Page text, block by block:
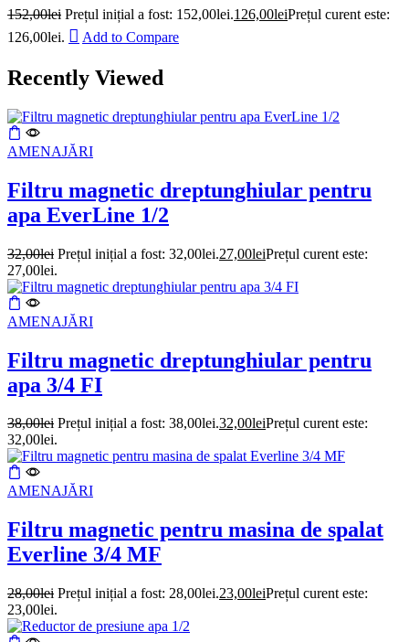
152,00lei Prețul inițial a fost: 152,00lei.126,00leiPrețul curent este:
126,00lei.
Add to Compare
Recently Viewed
AMENAJĂRI
Filtru magnetic dreptunghiular pentru
apa EverLine 1/2
32,00lei Prețul inițial a fost: 32,00lei.27,00leiPrețul curent este:
27,00lei.
AMENAJĂRI
Filtru magnetic dreptunghiular pentru
apa 3/4 FI
38,00lei Prețul inițial a fost: 38,00lei.32,00leiPrețul curent este:
32,00lei.
AMENAJĂRI
Filtru magnetic pentru masina de spalat
Everline 3/4 MF
28,00lei Prețul inițial a fost: 28,00lei.23,00leiPrețul curent este:
23,00lei.